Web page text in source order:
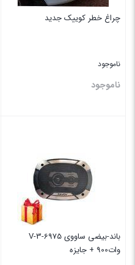
چراغ خطر کوییک جدید
ناموجود
ناموجود
باند-بیضی ساووی V-3-6975
وات900 + جایزه